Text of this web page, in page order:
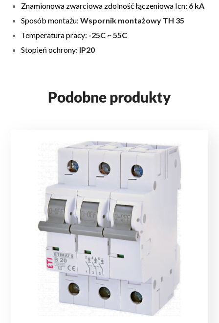
Znamionowa zwarciowa zdolność łączeniowa Icn: 6 kA
Sposób montażu:Wspornik montażowy TH 35
Temperatura pracy: -25C ~ 55C
Stopień ochrony: IP20
Podobne produkty